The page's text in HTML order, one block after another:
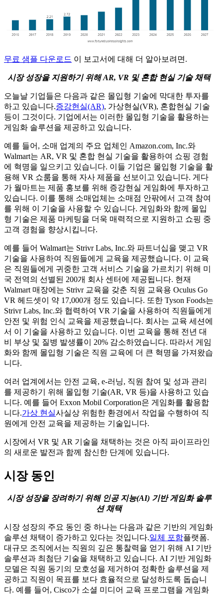
무료 샘플 다운로드 이 보고서에 대해 더 알아보려면.
시장 성장을 지원하기 위해 AR, VR 및 혼합 현실 기술 채택
오늘날 기업들은 다음과 같은 몰입형 기술에 막대한 투자를
하고 있습니다.증강현실(AR), 가상현실(VR), 혼합현실 기술
등이 그것이다. 기업에서는 이러한 몰입형 기술을 활용하는
게임화 솔루션을 제공하고 있습니다.
예를 들어, 소매 업계의 주요 업체인 Amazon.com, Inc.와
Walmart는 AR, VR 및 혼합 현실 기술을 활용하여 쇼핑 경험
에 혁명을 일으키고 있습니다. 이들 기업은 몰입형 기술을 활
용해 VR 쇼룸을 통해 자사 제품을 선보이고 있습니다. 게다
가 월마트는 제품 홍보를 위해 증강현실 게임화에 투자하고
있습니다. 이를 통해 소매업체는 소매점 안팎에서 고객 참여
를 위해 이 기술을 사용할 수 있습니다. 게임화와 함께 몰입
형 기술은 제품 마케팅을 더욱 매력적으로 지원하고 쇼핑 중
고객 경험을 향상시킵니다.
예를 들어 Walmart는 Strivr Labs, Inc.와 파트너십을 맺고 VR
기술을 사용하여 직원들에게 교육을 제공했습니다. 이 교육
은 직원들에게 귀중한 고객 서비스 기술을 가르치기 위해 미
국 전역의 선별된 200개 회사 센터에 제공됩니다. 현재
Walmart 매장에는 Strivr 교육을 갖춘 직원 교육용 Oculus Go
VR 헤드셋이 약 17,000개 정도 있습니다. 또한 Tyson Foods는
Strivr Labs, Inc.와 협력하여 VR 기술을 사용하여 직원들에게
안전 및 위험 인식 교육을 제공했습니다. 회사는 교육 세션에
서 이 기술을 사용하고 있습니다. 이번 교육을 통해 전년 대
비 부상 및 질병 발생률이 20% 감소하였습니다. 따라서 게임
화와 함께 몰입형 기술은 직원 교육에 더 큰 혁명을 가져왔습
니다.
여러 업계에서는 안전 교육, e-러닝, 직원 참여 및 성과 관리
를 제공하기 위해 몰입형 기술(AR, VR 등)을 사용하고 있습
니다. 예를 들어 Exxon Mobil Corporation은 게임화를 활용합
니다.가상 현실사실상 위험한 환경에서 작업을 수행하여 직
원에게 안전 교육을 제공하는 기술입니다.
시장에서 VR 및 AR 기술을 채택하는 것은 아직 파이프라인
의 새로운 발전과 함께 참신한 단계에 있습니다.
시장 동인
시장 성장을 장려하기 위해 인공 지능(AI) 기반 게임화 솔루
션 채택
시장 성장의 주요 동인 중 하나는 다음과 같은 기반의 게임화
솔루션 채택이 증가하고 있다는 것입니다.일체 포함플랫폼.
대규모 조직에서는 직원의 깊은 통찰력을 얻기 위해 AI 기반
솔루션과 최첨단 기술을 채택하고 있습니다. AI 기반 게임화
모델은 직원 동기의 모호성을 제거하여 정확한 솔루션을 제
공하고 직원이 목표를 보다 효율적으로 달성하도록 돕습니
다. 예를 들어, Cisco가 소셜 미디어 교육 프로그램을 게임화